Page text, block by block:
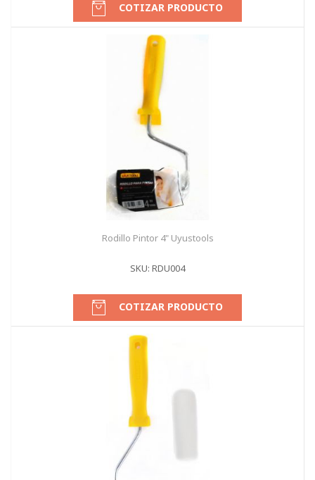
COTIZAR PRODUCTO
Rodillo Pintor 4" Uyustools
SKU: RDU004
COTIZAR PRODUCTO